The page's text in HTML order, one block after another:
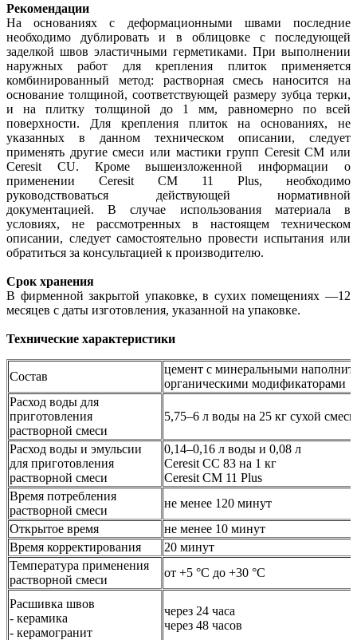
Рекомендации
На основаниях с деформационными швами последние
необходимо дублировать и в облицовке с последующей
заделкой швов эластичными герметиками. При выполнении
наружных работ для крепления плиток применяется
комбинированный метод: растворная смесь наносится на
основание толщиной, соответствующей размеру зубца терки,
и на плитку толщиной до 1 мм, равномерно по всей
поверхности. Для крепления плиток на основаниях, не
указанных в данном техническом описании, следует
применять другие смеси или мастики групп Ceresit СМ или
Ceresit СU. Кроме вышеизложенной информации о
применении Ceresit CM 11 Plus, необходимо
руководствоваться действующей нормативной
документацией. В случае использования материала в
условиях, не рассмотренных в настоящем техническом
описании, следует самостоятельно провести испытания или
обратиться за консультацией к производителю.
Срок хранения
В фирменной закрытой упаковке, в сухих помещениях —12
месяцев с даты изготовления, указанной на упаковке.
Технические характеристики
Состав
цемент с минеральными
органическими модификаторами
Расход воды для
приготовления
растворной смеси
5,75–6 л воды на 25 кг сухой смеси
Расход воды и эмульсии
для приготовления
растворной смеси
0,14–0,16 л воды и 0,08 л
Ceresit CC 83 на 1 кг
Ceresit CM 11 Plus
Время потребления
растворной смеси
не менее 120 минут
Открытое время
не менее 10 минут
Время корректирования
20 минут
Температура применения
растворной смеси
от +5 °C до +30 °C
Расшивка швов
- керамика
- керамогранит
через 24 часа
через 48 часов